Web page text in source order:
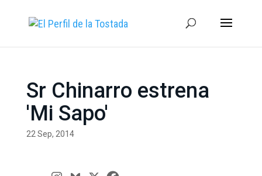
Sr Chinarro estrena
'Mi Sapo'
22 Sep, 2014